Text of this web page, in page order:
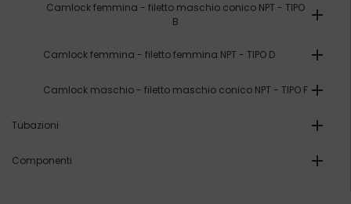
Camlock femmina - filetto maschio conico NPT - TIPO
B
add
Camlock femmina - filetto femmina NPT - TIPO D add
Camlock maschio - filetto maschio conico NPT - TIPO F add
Tubazioni add
Componenti add